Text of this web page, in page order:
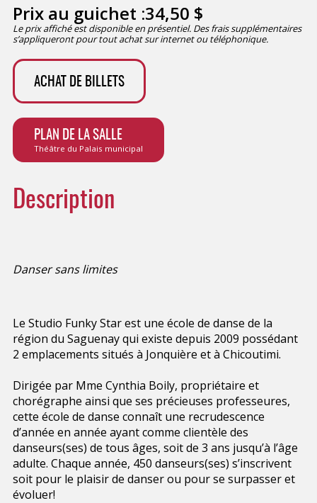
Prix au guichet :34,50 $
Le prix affiché est disponible en présentiel. Des frais supplémentaires
s’appliqueront pour tout achat sur internet ou téléphonique.
ACHAT DE BILLETS
PLAN DE LA SALLE
Théâtre du Palais municipal
Description
Danser sans limites
Le Studio Funky Star est une école de danse de la
région du Saguenay qui existe depuis 2009 possédant
2 emplacements situés à Jonquière et à Chicoutimi.
Dirigée par Mme Cynthia Boily, propriétaire et
chorégraphe ainsi que ses précieuses professeures,
cette école de danse connaît une recrudescence
d’année en année ayant comme clientèle des
danseurs(ses) de tous âges, soit de 3 ans jusqu’à l’âge
adulte. Chaque année, 450 danseurs(ses) s’inscrivent
soit pour le plaisir de danser ou pour se surpasser et
évoluer!